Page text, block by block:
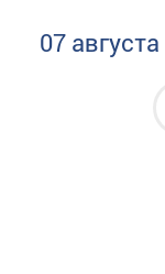
07 августа